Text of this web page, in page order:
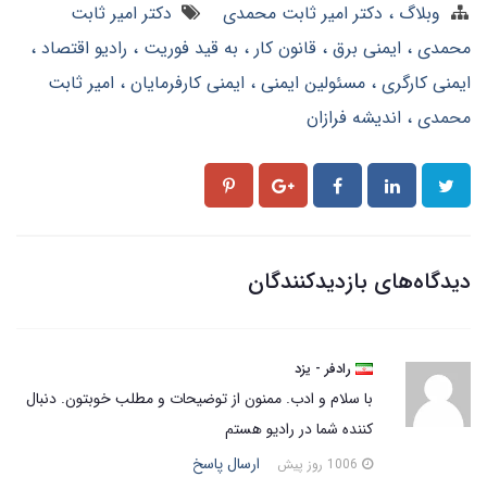
وبلاگ
دکتر امیر ثابت محمدی
دکتر امیر ثابت
محمدی
ایمنی برق قانون کار به قید فوریت
رادیو اقتصاد
ایمنی کارگری مسئولین ایمنی ایمنی کارفرمایان
امیر ثابت
محمدی
اندیشه فرازان
دیدگاه‌های بازدیدکنندگان
رادفر - یزد
با سلام و ادب. ممنون از توضیحات و مطلب خوبتون. دنبال
کننده شما در رادیو هستم
ارسال پاسخ